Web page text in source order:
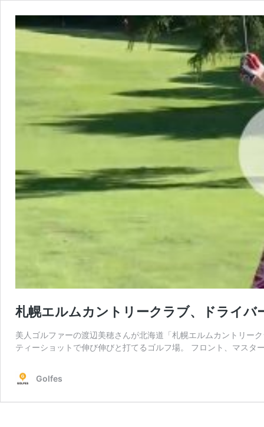
札幌エルムカントリークラブ、ドライバ
美人ゴルファーの渡辺美穂さんが北海道「札幌エルムカントリー
ティーショットで伸び伸びと打てるゴルフ場。 フロント、マス
Golfes